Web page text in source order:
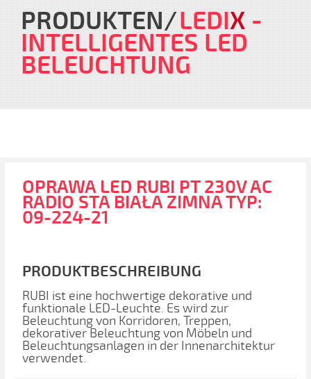
PRODUKTEN LEDIX -
INTELLIGENTES LED
BELEUCHTUNG
OPRAWA LED RUBI PT 230V AC
RADIO STA BIAŁA ZIMNA TYP:
09-224-21
PRODUKTBESCHREIBUNG
RUBI ist eine hochwertige dekorative und
funktionale LED-Leuchte. Es wird zur
Beleuchtung von Korridoren, Treppen,
dekorativer Beleuchtung von Möbeln und
Beleuchtungsanlagen in der Innenarchitektur
verwendet.